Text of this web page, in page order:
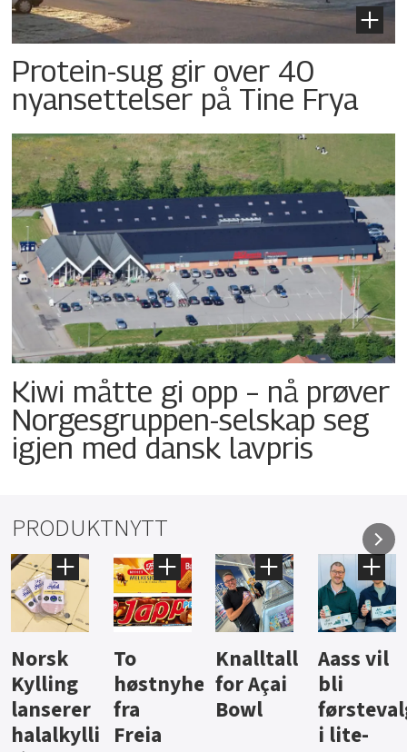
Protein-sug gir over 40
nyansettelser på Tine Frya
Kiwi måtte gi opp – nå prøver
Norgesgruppen-selskap seg
igjen med dansk lavpris
PRODUKTNYTT
Knalltall
for Açai
Bowl
Aass vil
bli
førstevalg
i lite-
Brus og
jus fra
Berentsen
Hard
iste fra
Hansa